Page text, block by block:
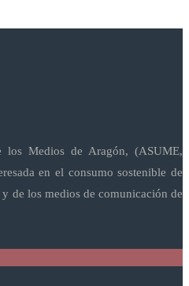
los Medios de Aragón, (ASUME,
en el consumo sostenible de
de los medios de comunicación de